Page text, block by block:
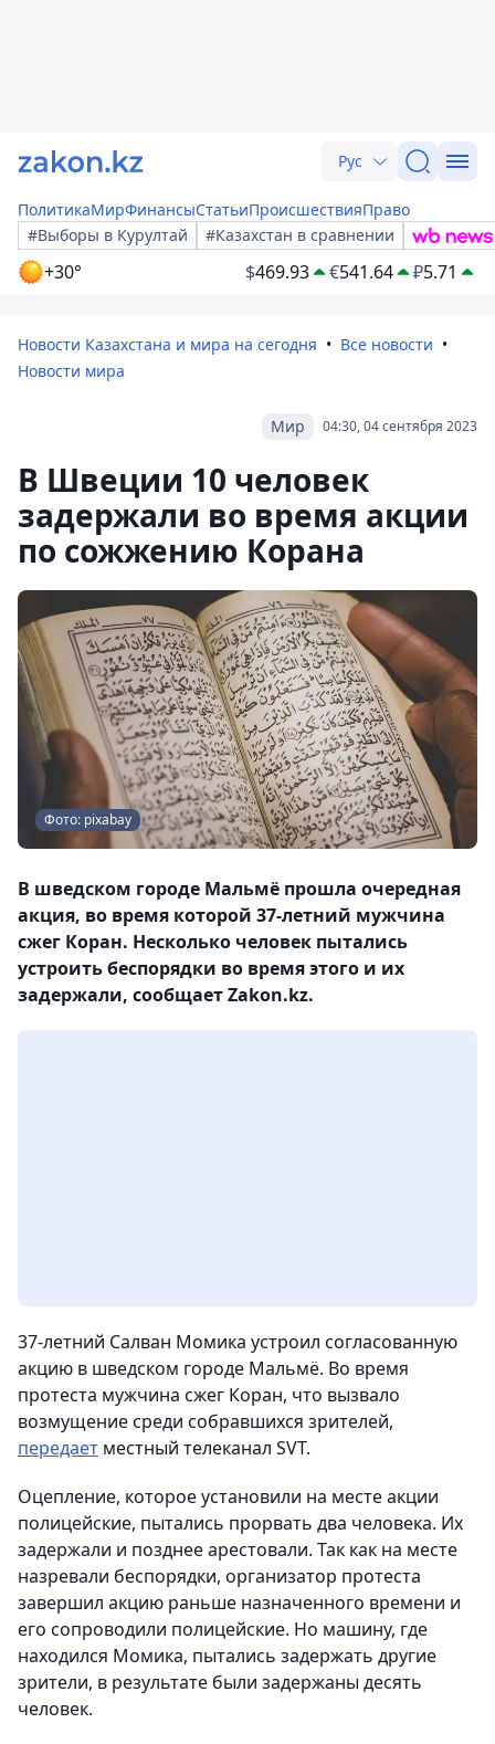
Рус
ПолитикаМирФинансыСтатьиПроисшествияПраво
#Выборы в Курултай
#Казахстан в сравнении
+30° $469.93 €541.64 ₽5.71
Новости Казахстана и мира на сегодня
Все новости
Новости мира
04:30, 04 сентября 2023
Мир
В Швеции 10 человек
задержали во время акции
по сожжению Корана
Фото: pixabay
В шведском городе Мальмё прошла очередная
акция, во время которой 37-летний мужчина
сжег Коран. Несколько человек пытались
устроить беспорядки во время этого и их
задержали, сообщает Zakon.kz.
37-летний Салван Момика устроил согласованную
акцию в шведском городе Мальмё. Во время
протеста мужчина сжег Коран, что вызвало
возмущение среди собравшихся зрителей,
передает местный телеканал SVT.
Оцепление, которое установили на месте акции
полицейские, пытались прорвать два человека. Их
задержали и позднее арестовали. Так как на месте
назревали беспорядки, организатор протеста
завершил акцию раньше назначенного времени и
его сопроводили полицейские. Но машину, где
находился Момика, пытались задержать другие
зрители, в результате были задержаны десять
человек.